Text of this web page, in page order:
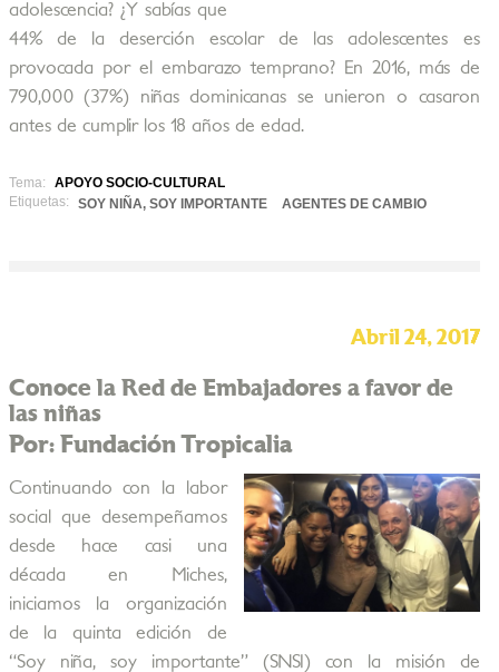
adolescencia? ¿Y sabías que
44% de la deserción escolar de las adolescentes es
provocada por el embarazo temprano? En 2016, más de
790,000 (37%) niñas dominicanas se unieron o casaron
antes de cumplir los 18 años de edad.
Tema:
APOYO SOCIO-CULTURAL
Etiquetas:
SOY NIÑA, SOY IMPORTANTE AGENTES DE CAMBIO
Abril 24, 2017
Conoce la Red de Embajadores a favor de
las niñas
Por: Fundación Tropicalia
Continuando con la labor
social que desempeñamos
desde hace casi una
década en Miches,
iniciamos la organización
de la quinta edición de
“Soy niña, soy importante” (SNSI) con la misión de